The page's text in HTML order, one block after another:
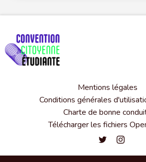
Mentions légales
Conditions générales
Charte de bonne
Télécharger les fichiers
Convention